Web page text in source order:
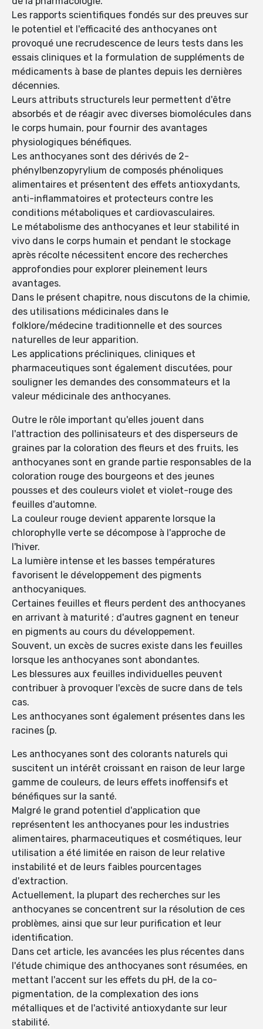
Les rapports scientifiques fondés sur des preuves sur
le potentiel et l'efficacité des anthocyanes ont
provoqué une recrudescence de leurs tests dans les
essais cliniques et la formulation de suppléments de
médicaments à base de plantes depuis les dernières
décennies.
Leurs attributs structurels leur permettent d'être
absorbés et de réagir avec diverses biomolécules dans
le corps humain, pour fournir des avantages
physiologiques bénéfiques.
Les anthocyanes sont des dérivés de 2-
phénylbenzopyrylium de composés phénoliques
alimentaires et présentent des effets antioxydants,
anti-inflammatoires et protecteurs contre les
conditions métaboliques et cardiovasculaires.
Le métabolisme des anthocyanes et leur stabilité in
vivo dans le corps humain et pendant le stockage
après récolte nécessitent encore des recherches
approfondies pour explorer pleinement leurs
avantages.
Dans le présent chapitre, nous discutons de la chimie,
des utilisations médicinales dans le
folklore/médecine traditionnelle et des sources
naturelles de leur apparition.
Les applications précliniques, cliniques et
pharmaceutiques sont également discutées, pour
souligner les demandes des consommateurs et la
valeur médicinale des anthocyanes.
Outre le rôle important qu'elles jouent dans
l'attraction des pollinisateurs et des disperseurs de
graines par la coloration des fleurs et des fruits, les
anthocyanes sont en grande partie responsables de la
coloration rouge des bourgeons et des jeunes
pousses et des couleurs violet et violet-rouge des
feuilles d'automne.
La couleur rouge devient apparente lorsque la
chlorophylle verte se décompose à l'approche de
l'hiver.
La lumière intense et les basses températures
favorisent le développement des pigments
anthocyaniques.
Certaines feuilles et fleurs perdent des anthocyanes
en arrivant à maturité ; d'autres gagnent en teneur
en pigments au cours du développement.
Souvent, un excès de sucres existe dans les feuilles
lorsque les anthocyanes sont abondantes.
Les blessures aux feuilles individuelles peuvent
contribuer à provoquer l'excès de sucre dans de tels
cas.
Les anthocyanes sont également présentes dans les
racines (p.
Les anthocyanes sont des colorants naturels qui
suscitent un intérêt croissant en raison de leur large
gamme de couleurs, de leurs effets inoffensifs et
bénéfiques sur la santé.
Malgré le grand potentiel d'application que
représentent les anthocyanes pour les industries
alimentaires, pharmaceutiques et cosmétiques, leur
utilisation a été limitée en raison de leur relative
instabilité et de leurs faibles pourcentages
d'extraction.
Actuellement, la plupart des recherches sur les
anthocyanes se concentrent sur la résolution de ces
problèmes, ainsi que sur leur purification et leur
identification.
Dans cet article, les avancées les plus récentes dans
l'étude chimique des anthocyanes sont résumées, en
mettant l'accent sur les effets du pH, de la co-
pigmentation, de la complexation des ions
métalliques et de l'activité antioxydante sur leur
stabilité.